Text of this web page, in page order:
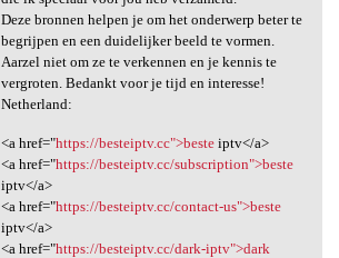
Deze bronnen helpen je om het onderwerp beter te
begrijpen en een duidelijker beeld te vormen.
Aarzel niet om ze te verkennen en je kennis te
vergroten. Bedankt voor je tijd en interesse!
Netherland:
<a href="https://besteiptv.cc">besteiptv</a>
<a href="https://besteiptv.cc/subscription">beste
iptv</a>
<a href="https://besteiptv.cc/contact-us">beste
iptv</a>
<a href="https://besteiptv.cc/dark-iptv">dark